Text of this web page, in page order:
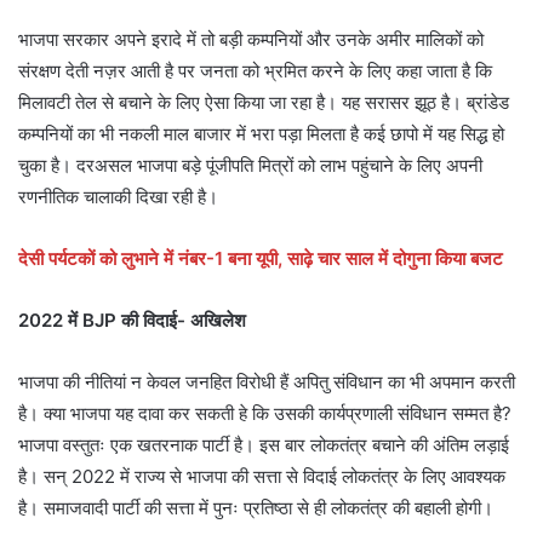
भाजपा सरकार अपने इरादे में तो बड़ी कम्पनियों और उनके अमीर मालिकों को
संरक्षण देती नज़र आती है पर जनता को भ्रमित करने के लिए कहा जाता है कि
मिलावटी तेल से बचाने के लिए ऐसा किया जा रहा है। यह सरासर झूठ है। ब्रांडेड
कम्पनियों का भी नकली माल बाजार में भरा पड़ा मिलता है कई छापो में यह सिद्ध हो
चुका है। दरअसल भाजपा बड़े पूंजीपति मित्रों को लाभ पहुंचाने के लिए अपनी
रणनीतिक चालाकी दिखा रही है।
देसी पर्यटकों को लुभाने में नंबर-1 बना यूपी, साढ़े चार साल में दोगुना किया बजट
2022 में BJP की विदाई- अखिलेश
भाजपा की नीतियां न केवल जनहित विरोधी हैं अपितु संविधान का भी अपमान करती
है। क्या भाजपा यह दावा कर सकती हे कि उसकी कार्यप्रणाली संविधान सम्मत है?
भाजपा वस्तुतः एक खतरनाक पार्टी है। इस बार लोकतंत्र बचाने की अंतिम लड़ाई
है। सन् 2022 में राज्य से भाजपा की सत्ता से विदाई लोकतंत्र के लिए आवश्यक
है। समाजवादी पार्टी की सत्ता में पुनः प्रतिष्ठा से ही लोकतंत्र की बहाली होगी।